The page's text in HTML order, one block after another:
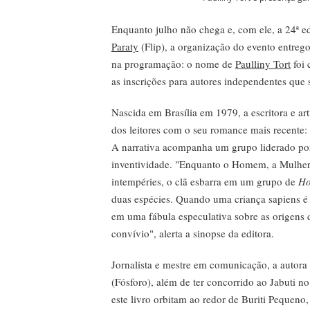
Enquanto julho não chega e, com ele, a 24ª
Paraty (Flip), a organização do evento
na programação: o nome de Paulliny Tort foi
as inscrições para autores independentes
Nascida em Brasília em 1979, a escritora e
dos leitores com o seu romance mais recente:
A narrativa acompanha um grupo liderado
inventividade. "Enquanto o Homem, a
intempéries, o clã esbarra em um grupo de
duas espécies. Quando uma criança
em uma fábula especulativa sobre as
convívio", alerta a sinopse da editora.
Jornalista e mestre em comunicação, a
(Fósforo), além de ter concorrido ao Jabuti
este livro orbitam ao redor de Buriti